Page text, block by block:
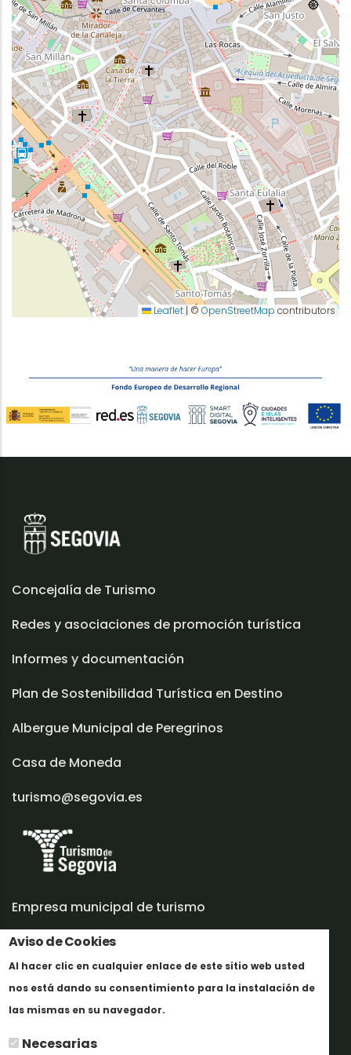
Aviso de Cookies
Al hacer clic en cualquier enlace de este sitio web usted
nos está dando su consentimiento para la instalación de
las mismas en su navegador.
Necesarias
Leaflet|© OpenStreetMap contributors
Concejalía de Turismo
Redes y asociaciones de promoción turística
Informes y documentación
Plan de Sostenibilidad Turística en Destino
Albergue Municipal de Peregrinos
Casa de Moneda
turismo@segovia.es
Empresa municipal de turismo
Trabaja con nosotros
Informes y documentación
Perfil del contratante
Oficinas de Turismo